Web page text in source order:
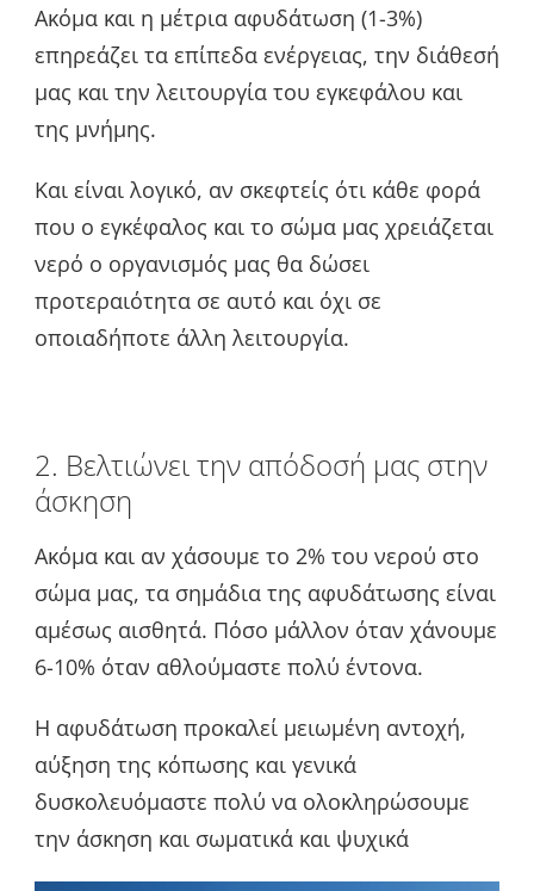
Ακόμα και η μέτρια αφυδάτωση (1-3%)
επηρεάζει τα επίπεδα ενέργειας, την διάθεσή
μας και την λειτουργία του εγκεφάλου και
της μνήμης.
Και είναι λογικό, αν σκεφτείς ότι κάθε φορά
που ο εγκέφαλος και το σώμα μας χρειάζεται
νερό ο οργανισμός μας θα δώσει
προτεραιότητα σε αυτό και όχι σε
οποιαδήποτε άλλη λειτουργία.
2. Βελτιώνει την απόδοσή μας στην
άσκηση
Ακόμα και αν χάσουμε το 2% του νερού στο
σώμα μας, τα σημάδια της αφυδάτωσης είναι
αμέσως αισθητά. Πόσο μάλλον όταν χάνουμε
6-10% όταν αθλούμαστε πολύ έντονα.
Η αφυδάτωση προκαλεί μειωμένη αντοχή,
αύξηση της κόπωσης και γενικά
δυσκολευόμαστε πολύ να ολοκληρώσουμε
την άσκηση και σωματικά και ψυχικά